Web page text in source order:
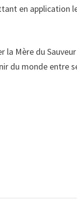
en application
la Mère du
du monde entre